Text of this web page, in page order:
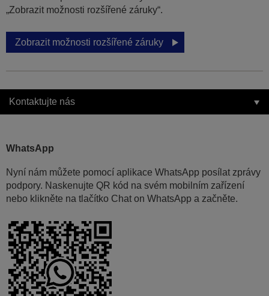
„Zobrazit možnosti rozšířené záruky“.
Zobrazit možnosti rozšířené záruky
Kontaktujte nás
WhatsApp
Nyní nám můžete pomocí aplikace WhatsApp posílat zprávy
podpory. Naskenujte QR kód na svém mobilním zařízení
nebo klikněte na tlačítko Chat on WhatsApp a začněte.